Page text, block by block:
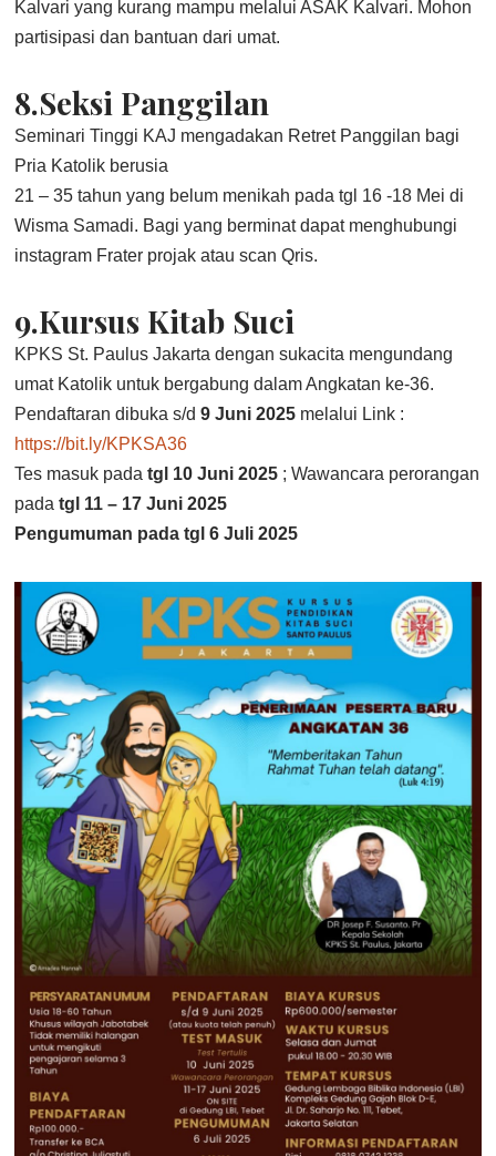
Kalvari yang kurang mampu melalui ASAK Kalvari. Mohon
partisipasi dan bantuan dari umat.
8.Seksi Panggilan
Seminari Tinggi KAJ mengadakan Retret Panggilan bagi
Pria Katolik berusia
21 – 35 tahun yang belum menikah pada tgl 16 -18 Mei di
Wisma Samadi. Bagi yang berminat dapat menghubungi
instagram Frater projak atau scan Qris.
9.Kursus Kitab Suci
KPKS St. Paulus Jakarta dengan sukacita mengundang
umat Katolik untuk bergabung dalam Angkatan ke-36.
Pendaftaran dibuka s/d9 Juni 2025 melalui Link :
https://bit.ly/KPKSA36
Tes masuk pada tgl 10 Juni 2025 ; Wawancara perorangan
padatgl 11 – 17 Juni 2025
Pengumuman pada tgl 6 Juli 2025